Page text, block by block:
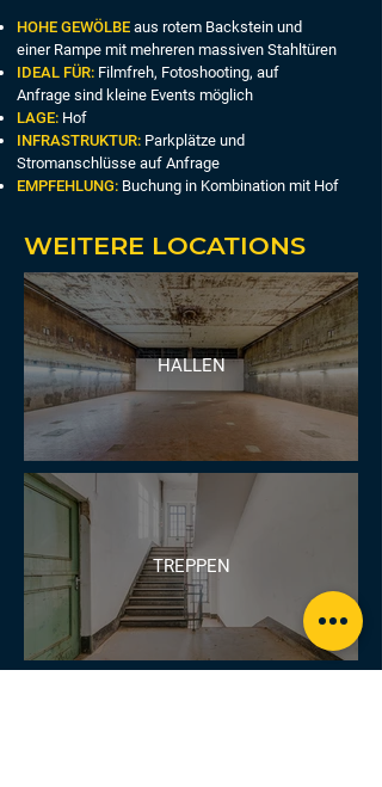
HOHE GEWÖLBE aus rotem Backstein und
einer Rampe mit mehreren massiven Stahltüren
IDEAL FÜR: Filmfreh, Fotoshooting, auf
Anfrage sind kleine Events möglich
LAGE: Hof
INFRASTRUKTUR: Parkplätze und
Stromanschlüsse auf Anfrage
EMPFEHLUNG: Buchung in Kombination mit Hof
WEITERE LOCATIONS
HALLEN
TREPPEN